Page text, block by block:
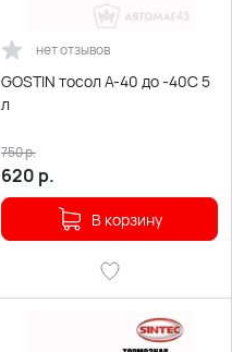
нет отзывов
GOSTIN тосол А-40 до -40С 5
л
620 р.
750р.
В корзину